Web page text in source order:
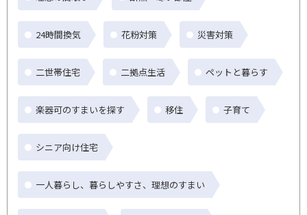
24時間換気 花粉対策 災害対策
二世帯住宅 二拠点生活 ペットと暮らす
楽器可のすまいを探す 移住 子育て
シニア向け住宅
一人暮らし、暮らしやすさ、理想のすまい